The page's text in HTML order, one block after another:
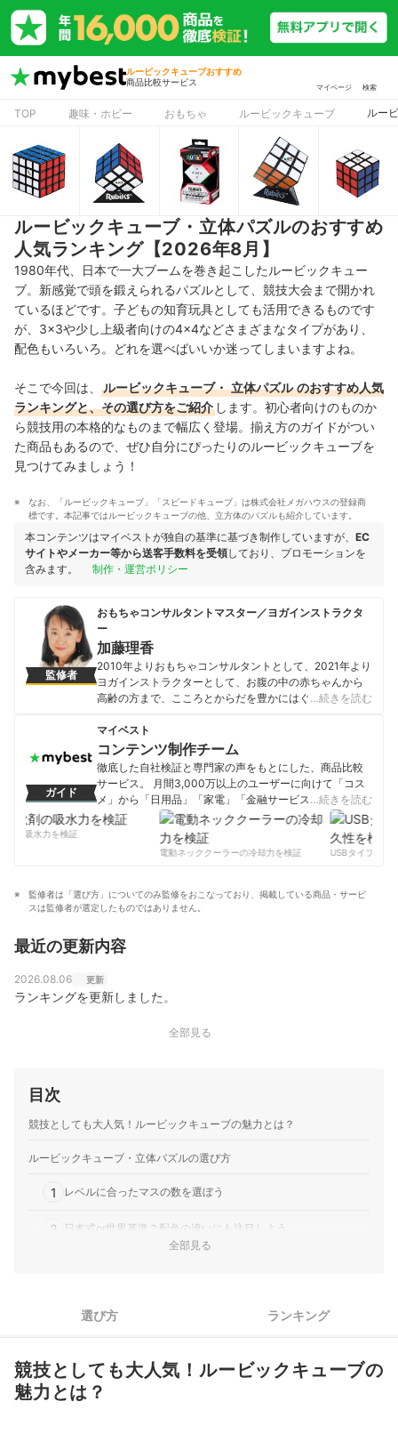
ルービックキューブおすすめ
商品比較サービス
マイページ 検索
TOP 趣味・ホビー おもちゃ ルービックキューブ ルー
ルービックキューブ・立体パズルのおすすめ
人気ランキング【2026年8月】
1980年代、日本で一大ブームを巻き起こしたルービックキュー
ブ。新感覚で頭を鍛えられるパズルとして、競技大会まで開かれ
ているほどです。子どもの知育玩具としても活用できるものです
が、3×3や少し上級者向けの4×4などさまざまなタイプがあり、
配色もいろいろ。どれを選べばいいか迷ってしまいますよね。
そこで今回は、 ルービックキューブ・ 立体パズル のおすすめ人気
ランキングと、その選び方をご紹介 します。初心者向けのものか
ら競技用の本格的なものまで幅広く登場。揃え方のガイドがつい
た商品もあるので、ぜひ自分にぴったりのルービックキューブを
見つけてみましょう！
なお、「ルービックキューブ」「スピードキューブ」は株式会社メガハウスの登録商
標です。本記事ではルービックキューブの他、立方体のパズルも紹介しています。
本コンテンツはマイベストが独自の基準に基づき制作していますが、 EC
サイトやメーカー等から送客手数料を受領しており、プロモーションを
含みます。
制作・運営ポリシー
監修者
おもちゃコンサルタントマスター／ヨガインストラクタ
ー
加藤理香
2010年よりおもちゃコンサルタントとして、2021年より
ヨガインストラクターとして、お腹の中の赤ちゃんから
高齢の方まで、こころとからだを豊かにはぐくむ時間を
ぐコミュニケーションツールとして、難病児やきょうだ
い児、そのご家族支援の「オンラインおもちゃの広場」
にも参加。 芸術教育研究所講師。2013年おもちゃコンサ
ルタントマスター取得。ぎふ木育協会事務局。
加藤理香のプロフィール
…続きを読む
ガイド
マイベスト
コンテンツ制作チーム
徹底した自社検証と専門家の声をもとにした、商品比較
サービス。 月間3,000万以上のユーザーに向けて「コス
メ」から「日用品」「家電」「金融サービス」まで、ベ
ストな商品を選んでもらうために、毎日コンテンツを制
コンテンツ制作チームのプロフィール
…続きを読む
の吸水力を検証
電動ネッククーラーの冷却力を検証
USBタイプCケー
監修者は「選び方」についてのみ監修をおこなっており、掲載している商品・サービ
スは監修者が選定したものではありません。
最近の更新内容
2026.08.06 更新
ランキングを更新しました。
全部見る
目次
競技としても大人気！ルービックキューブの魅力とは？
ルービックキューブ・立体パズルの選び方
1 レベルに合ったマスの数を選ぼう
2 日本式or世界基準？配色の違いにも注目しよう
5 攻略マニュアルがあると、初めてでもトライしやすい
ルービックキューブ・立体パズル全11商品おすすめ人気ランキング
全部見る
選び方 ランキング
競技としても大人気！ルービックキューブの
魅力とは？